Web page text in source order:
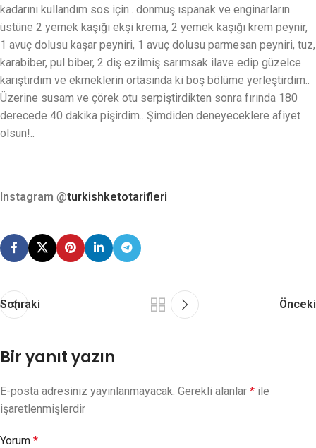
kadarını kullandım sos için.. donmuş ıspanak ve enginarların
üstüne 2 yemek kaşığı ekşi krema, 2 yemek kaşığı krem peynir,
1 avuç dolusu kaşar peyniri, 1 avuç dolusu parmesan peyniri, tuz,
karabiber, pul biber, 2 diş ezilmiş sarımsak ilave edip güzelce
karıştırdım ve ekmeklerin ortasında ki boş bölüme yerleştirdim..
Üzerine susam ve çörek otu serpiştirdikten sonra fırında 180
derecede 40 dakika pişirdim.. Şimdiden deneyeceklere afiyet
olsun!..
Instagram @turkishketotarifleri
Sonraki Önceki
Bir yanıt yazın
E-posta adresiniz yayınlanmayacak. Gerekli alanlar * ile
işaretlenmişlerdir
Yorum *